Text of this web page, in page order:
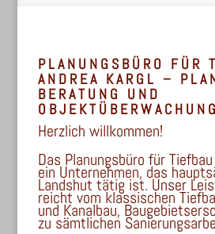
PLANUNGSBÜRO FÜR
ANDREA KARGL –
BERATUNG UND
OBJEKTÜBERWACHUNG
Herzlich willkommen!
Das Planungsbüro für
ein Unternehmen, das
Landshut tätig ist. Unser
reicht vom klassischen
und Kanalbau,
zu sämtlichen